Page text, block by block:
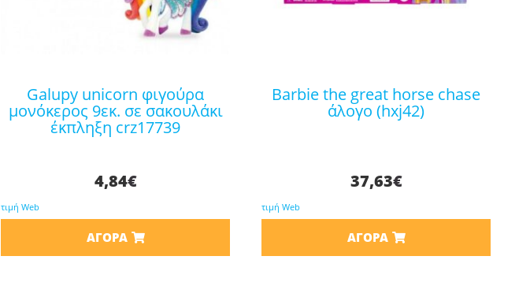
galupy unicorn φιγούρα
μονόκερος 9εκ. σε σακουλάκι
έκπληξη crz17739
4,84€
τιμή Web
ΑΓΟΡΆ
barbie the great horse chase
άλογο (hxj42)
37,63€
τιμή Web
ΑΓΟΡΆ